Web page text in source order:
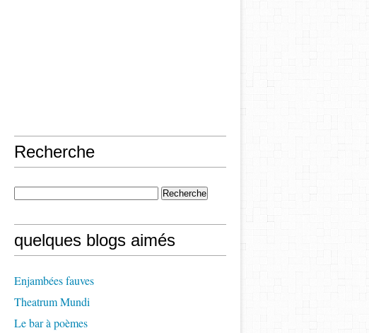
Recherche
quelques blogs aimés
Enjambées fauves
Theatrum Mundi
Le bar à poèmes